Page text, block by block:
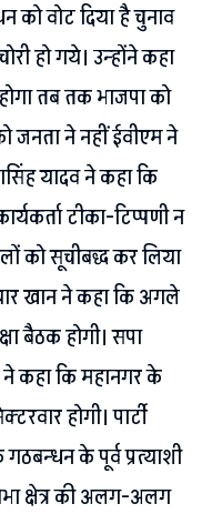
को वोट दिया है चुनाव
हो गये। उन्होंने कहा
तब तक भाजपा को
जनता ने नहीं ईवीएम ने
यादव ने कहा कि
टीका-टिप्पणी न
को सूचीबद्ध कर लिया
खान ने कहा कि अगले
बैठक होगी। सपा
कहा कि महानगर के
होगी। पार्टी
के पूर्व प्रत्याशी
क्षेत्र की अलग-अलग